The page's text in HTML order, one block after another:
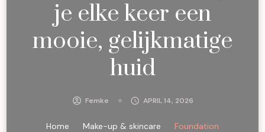
je elke keer een
mooie, gelijkmatige
huid
Femke APRIL 14, 2026
Home Make-up & skincare
Foundation